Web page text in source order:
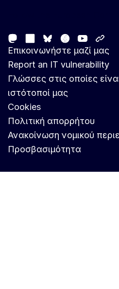
MastodonLinkedIn
Bluesky
Facebook
Youtube
Επικοινωνήστε μαζί μας
Report an IT vulnerability
Γλώσσες στις οποίες
ιστότοποί μας
Cookies
Πολιτική απορρήτου
Ανακοίνωση νομικού
Προσβασιμότητα